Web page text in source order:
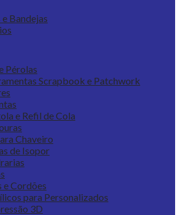
Bandejas
Pérolas
Scrapbook e Patchwork
e Refil de Cola
Chaveiro
de Isopor
e Cordões
para Personalizados
3D